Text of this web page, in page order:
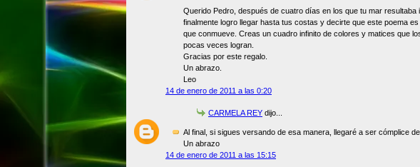
Querido Pedro, después de cuatro días en los que tu mar resultaba
finalmente logro llegar hasta tus costas y decirte que este poema
que conmueve. Creas un cuadro infinito de colores y matices que
pocas veces logran.
Gracias por este regalo.
Un abrazo.
Leo
14 de enero de 2011 a las 0:20
CARMELA REY dijo...
Al final, si sigues versando de esa manera, llegaré a ser cómplice de
Un abrazo
14 de enero de 2011 a las 15:15